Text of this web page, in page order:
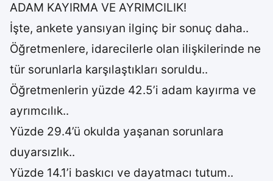
ADAM KAYIRMA VE AYRIMCILIK!
İşte, ankete yansıyan ilginç bir sonuç daha..
Öğretmenlere, idarecilerle olan ilişkilerinde ne
tür sorunlarla karşılaştıkları soruldu..
Öğretmenlerin yüzde 42.5’i adam kayırma ve
ayrımcılık..
Yüzde 29.4’ü okulda yaşanan sorunlara
duyarsızlık..
Yüzde 14.1’i baskıcı ve dayatmacı tutum..